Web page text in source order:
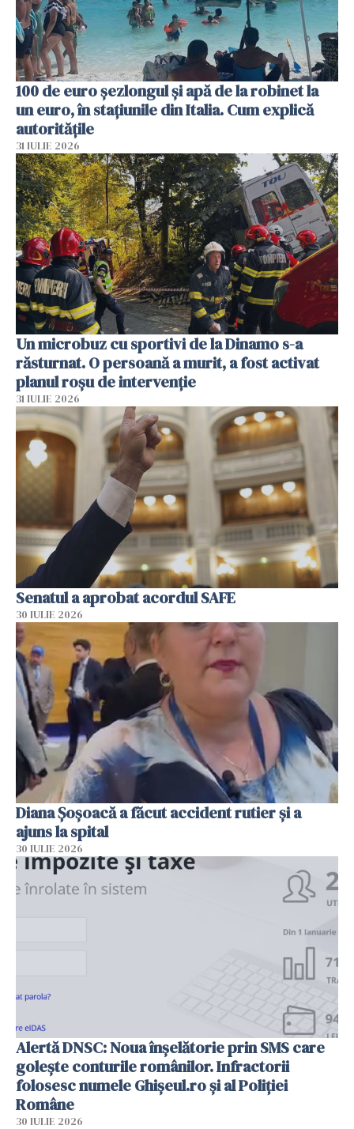
100 de euro șezlongul și apă de la robinet la
un euro, în stațiunile din Italia. Cum explică
autoritățile
31 IULIE 2026
Un microbuz cu sportivi de la Dinamo s-a
răsturnat. O persoană a murit, a fost activat
planul roșu de intervenție
31 IULIE 2026
Senatul a aprobat acordul SAFE
30 IULIE 2026
Diana Șoșoacă a făcut accident rutier și a
ajuns la spital
30 IULIE 2026
Alertă DNSC: Noua înșelătorie prin SMS care
golește conturile românilor. Infractorii
folosesc numele Ghișeul.ro și al Poliției
Române
30 IULIE 2026